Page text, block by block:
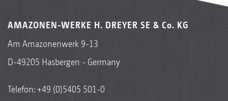
AMAZONEN-WERKE H. DREYER SE & Co. KG
Am Amazonenwerk 9-13
D-49205 Hasbergen - Germany
Telefon:+49 (0)5405 501-0